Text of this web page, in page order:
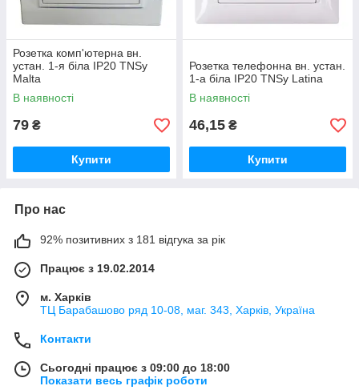
Розетка комп'ютерна вн.
устан. 1-я біла IP20 TNSy
Malta
В наявності
79 ₴
Купити
Розетка телефонна вн. устан.
1-а біла IP20 TNSy Latina
В наявності
46,15 ₴
Купити
Про нас
92% позитивних з 181 відгука за рік
Працює з 19.02.2014
м. Харків
ТЦ Барабашово ряд 10-08, маг. 343, Харків, Україна
Контакти
Сьогодні працює з 09:00 до 18:00
Показати весь графік роботи